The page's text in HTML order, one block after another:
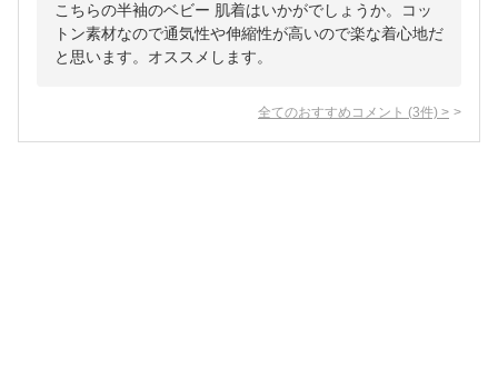
こちらの半袖のベビー 肌着はいかがでしょうか。コッ
トン素材なので通気性や伸縮性が高いので楽な着心地だ
と思います。オススメします。
全てのおすすめコメント (3件) >